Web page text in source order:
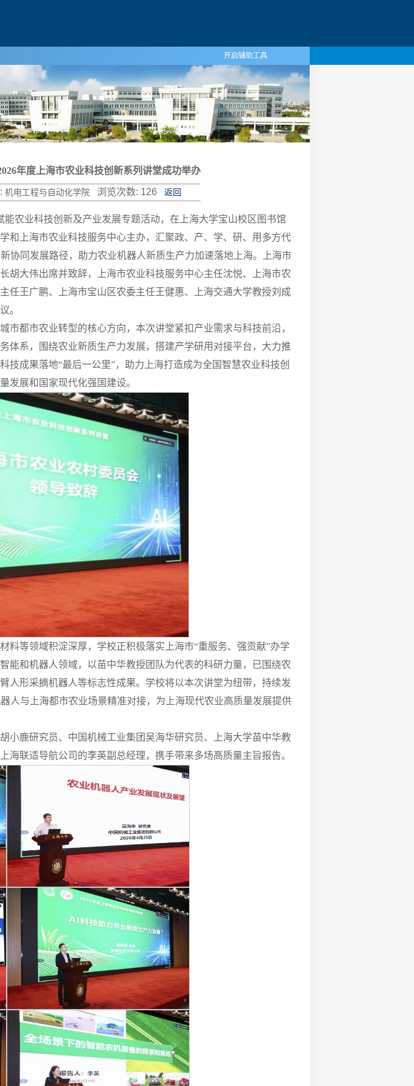
开启辅助工具
年度上海市农业科技创新系列讲堂成功举办
机电工程与自动化学院 浏览次数: 126 返回
农业科技创新及产业发展专题活动，在上海大学宝山校区图书馆
和上海市农业科技服务中心主办，汇聚政、产、学、研、用多方代
协同发展路径，助力农业机器人新质生产力加速落地上海。上海市
胡大伟出席并致辞，上海市农业科技服务中心主任沈悦、上海市农
任王广鹏、上海市宝山区农委主任王健惠、上海交通大学教授刘成
。
都市农业转型的核心方向，本次讲堂紧扣产业需求与科技前沿，
体系，围绕农业新质生产力发展，搭建产学研用对接平台，大力推
成果落地“最后一公里”，助力上海打造成为全国智慧农业科技创
发展和国家现代化强国建设。
料等领域积淀深厚，学校正积极落实上海市“重服务、强贡献”办学
能和机器人领域，以苗中华教授团队为代表的科研力量，已围绕农
人形采摘机器人等标志性成果。学校将以本次讲堂为纽带，持续发
人与上海都市农业场景精准对接，为上海现代农业高质量发展提供
小鹿研究员、中国机械工业集团吴海华研究员、上海大学苗中华教
联适导航公司的李英副总经理，携手带来多场高质量主旨报告。